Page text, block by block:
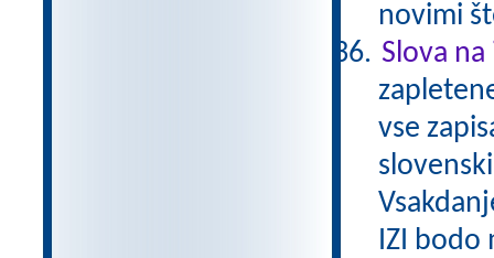
novimi
Slova na
vse
IZI bodo